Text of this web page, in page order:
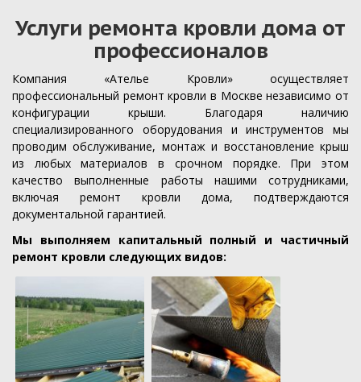
Услуги ремонта кровли дома от
профессионалов
Компания «Ателье Кровли» осуществляет
профессиональный ремонт кровли в Москве независимо от
конфигурации крыши. Благодаря наличию
специализированного оборудования и инструментов мы
проводим обслуживание, монтаж и восстановление крыш
из любых материалов в срочном порядке. При этом
качество выполненные работы нашими сотрудниками,
включая ремонт кровли дома, подтверждаются
документальной гарантией.
Мы выполняем капитальный полный и частичный
ремонт кровли следующих видов: